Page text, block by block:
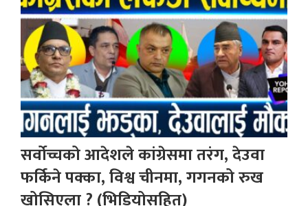
सर्वोच्चको आदेशले कांग्रेसमा तरंग, देउवा
फर्किने पक्का, विश्व चीनमा, गगनको रुख
खोसिएला ? (भिडियोसहित)